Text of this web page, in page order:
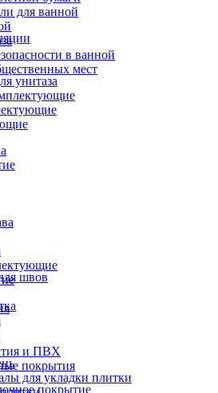
для ванной
в ванной
мест
унитаза
и ПВХ
покрытия
швов
для укладки плитки
покрытие